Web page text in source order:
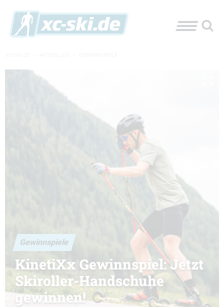
Gewinnspiele
KinetiXx Gewinnspiel: Jetzt
Skiroller-Handschuhe
gewinnen!